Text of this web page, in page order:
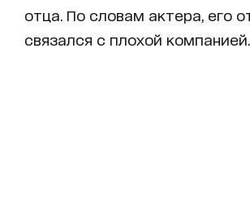
отца. По словам актера, его
связался с плохой компанией.